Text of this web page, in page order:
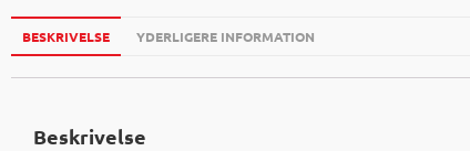
BESKRIVELSE YDERLIGERE INFORMATION
Beskrivelse